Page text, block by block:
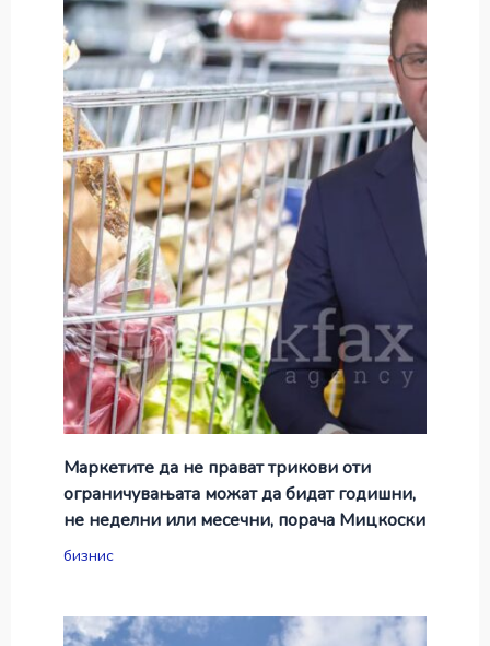
Маркетите да не прават трикови оти
ограничувањата можат да бидат годишни,
не неделни или месечни, порача Мицкоски
бизнис